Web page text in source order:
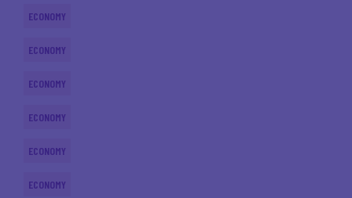
ECONOMY
ECONOMY
ECONOMY
ECONOMY
ECONOMY
ECONOMY